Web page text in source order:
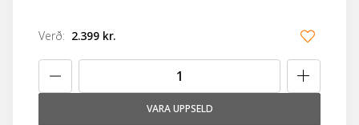
Verð: 2.399 kr.
VARA UPPSELD